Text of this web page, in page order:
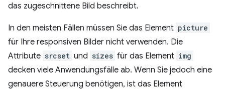
das zugeschnittene Bild beschreibt.
In den meisten Fällen müssen Sie das Element picture
für Ihre responsiven Bilder nicht verwenden. Die
Attribute srcset und sizes für das Element img
decken viele Anwendungsfälle ab. Wenn Sie jedoch eine
genauere Steuerung benötigen, ist das Element